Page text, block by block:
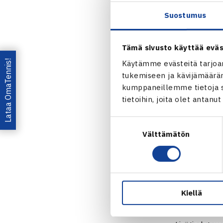
Suostumus
Tämä sivusto käyttää
Käytämme evästeitä
tukemiseen ja
kumppaneillemme tietoja
tietoihin, joita olet
Välttämätön
Kiellä
treenariksi
heille
Urheilun
Jokaisella
arvat
2 000
Urheilun
urheilun
tarkoittaa
Kiekko-
Lataa OmaTennis!